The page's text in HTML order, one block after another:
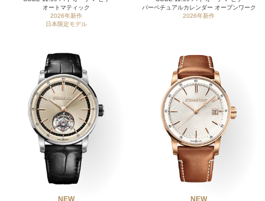
オートマティック
2026年新作
日本限定モデル
パーペチュアルカレンダー オープンワーク
2026年新作
NEW NEW